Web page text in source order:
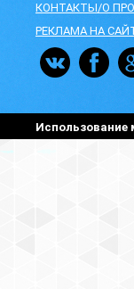
КОНТАКТЫ/О
РЕКЛАМА НА
Использование